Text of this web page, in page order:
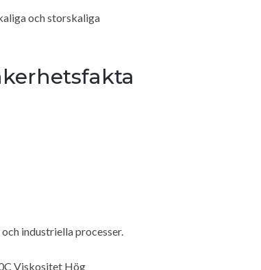
och storskaliga
industriella processer.
Viskositet Hög